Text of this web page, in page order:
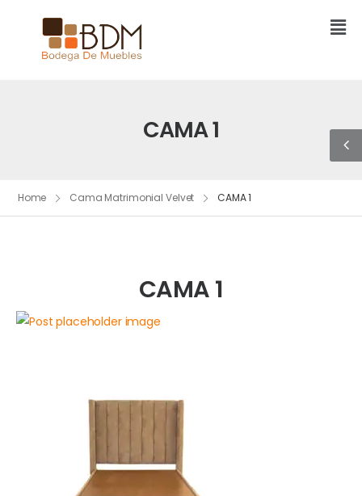
CAMA 1
Home Cama Matrimonial Velvet CAMA 1
CAMA 1